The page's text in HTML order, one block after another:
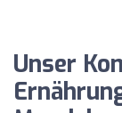
Unser